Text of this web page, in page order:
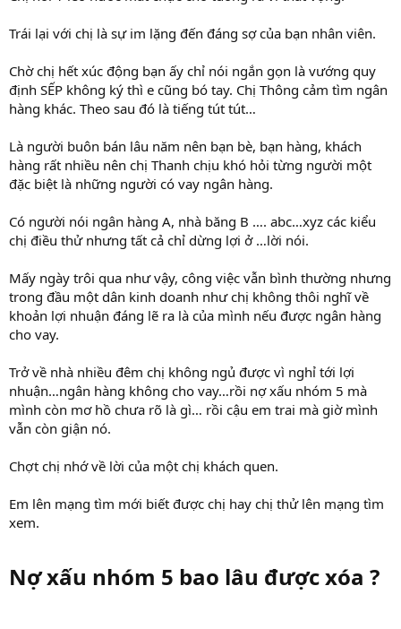
Trái lại với chị là sự im lặng đến đáng sợ của bạn nhân viên.
Chờ chị hết xúc động bạn ấy chỉ nói ngắn gọn là vướng quy
định SẾP không ký thì e cũng bó tay. Chị Thông cảm tìm ngân
hàng khác. Theo sau đó là tiếng tút tút…
Là người buôn bán lâu năm nên bạn bè, bạn hàng, khách
hàng rất nhiều nên chị Thanh chịu khó hỏi từng người một
đặc biệt là những người có vay ngân hàng.
Có người nói ngân hàng A, nhà băng B …. abc…xyz các kiểu
chị điều thử nhưng tất cả chỉ dừng lợi ở …lời nói.
Mấy ngày trôi qua như vậy, công việc vẫn bình thường nhưng
trong đầu một dân kinh doanh như chị không thôi nghĩ về
khoản lợi nhuận đáng lẽ ra là của mình nếu được ngân hàng
cho vay.
Trở về nhà nhiều đêm chị không ngủ được vì nghỉ tới lợi
nhuận…ngân hàng không cho vay…rồi nợ xấu nhóm 5 mà
mình còn mơ hồ chưa rõ là gì… rồi cậu em trai mà giờ mình
vẫn còn giận nó.
Chợt chị nhớ về lời của một chị khách quen.
Em lên mạng tìm mới biết được chị hay chị thử lên mạng tìm
xem.
Nợ xấu nhóm 5 bao lâu được xóa ?​